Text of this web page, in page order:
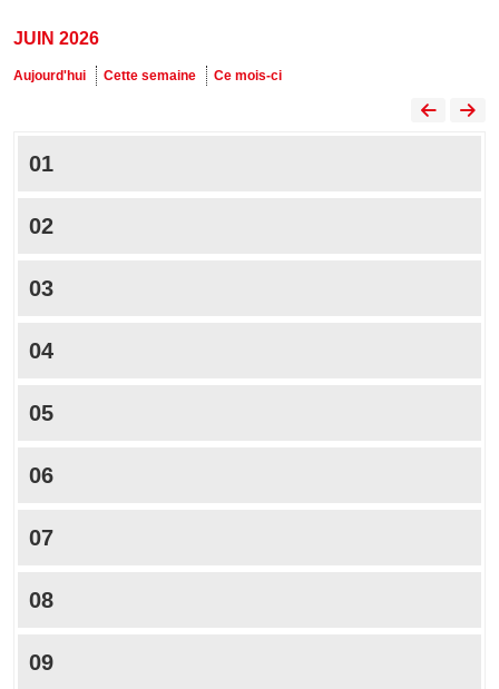
JUIN 2026
Aujourd'hui Cette semaine Ce mois-ci
01
02
03
04
05
06
07
08
09